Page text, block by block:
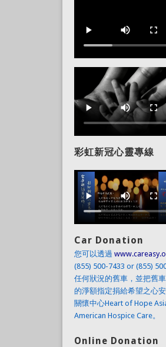
彩虹新冠心靈專線
Car Donation
您可以透過
(855) 500-7433 or (855)
任何狀況的舊車，並把舊
的淨額指定捐給希望之心
關懷中心Heart of Hope
American Hospice Care。
Online Donation